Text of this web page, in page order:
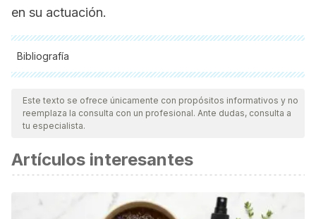
en su actuación.
Bibliografía
Todas las fuentes citadas fueron revisadas a profundidad por
nuestro equipo, para asegurar su calidad, confiabilidad,
vigencia y validez.La bibliografía de este artículo fue
científica.
Morton, R. W., Murphy, K. T., McKellar, S. R., Schoenfeld, B.
J., Henselmans, M., Helms, E., Aragon, A. A., Devries, M. C.,
Este texto se ofrece únicamente con propósitos informativos y no
reemplaza la consulta con un profesional. Ante dudas, consulta a
tu especialista.
Artículos interesantes